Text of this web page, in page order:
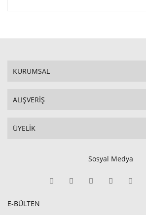
KURUMSAL
ALIŞVERİŞ
ÜYELİK
Sosyal Medya
E-BÜLTEN